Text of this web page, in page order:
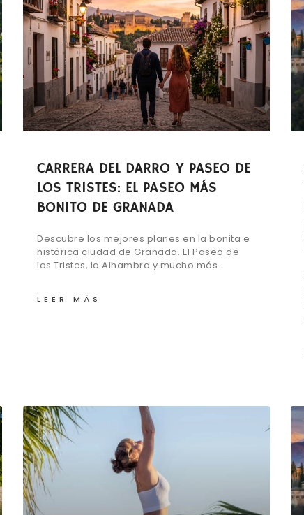
CARRERA DEL DARRO Y PASEO DE
LOS TRISTES: EL PASEO MÁS
BONITO DE GRANADA
Descubre los mejores planes en la bonita e
histórica ciudad de Granada. El Paseo de
los Tristes, la Alhambra y mucho más.
LEER MÁS